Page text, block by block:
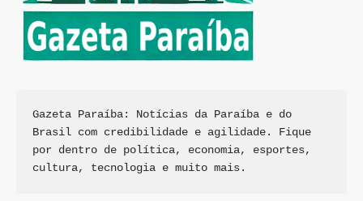
Gazeta Paraíba: Notícias da Paraíba e do
Brasil com credibilidade e agilidade. Fique
por dentro de política, economia, esportes,
cultura, tecnologia e muito mais.